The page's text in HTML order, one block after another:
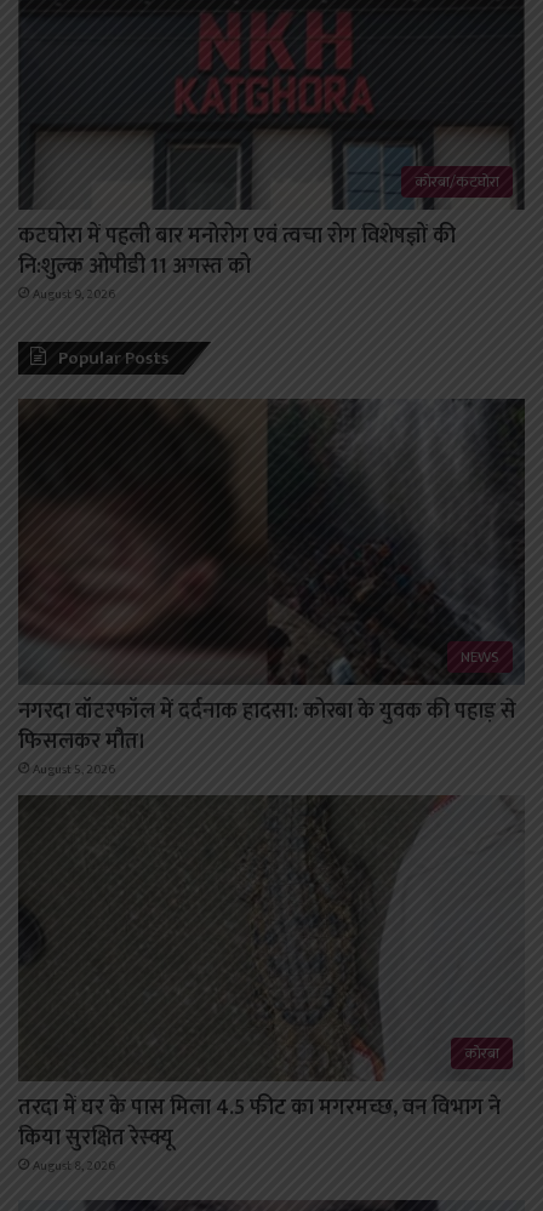
कोरबा/कटघोरा
कटघोरा में पहली बार मनोरोग एवं त्वचा रोग विशेषज्ञों की
नि:शुल्क ओपीडी 11 अगस्त को
August 9, 2026
Popular Posts
NEWS
नगरदा वॉटरफॉल में दर्दनाक हादसा: कोरबा के युवक की पहाड़ से
फिसलकर मौत।
August 5, 2026
कोरबा
तरदा में घर के पास मिला 4.5 फीट का मगरमच्छ, वन विभाग ने
किया सुरक्षित रेस्क्यू
August 8, 2026